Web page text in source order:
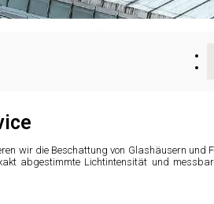
wir die Beschattung von Glashäusern und
abgestimmte Lichtintensität und